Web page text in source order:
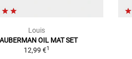
Louis
OIL MAT SET
12,99 €1